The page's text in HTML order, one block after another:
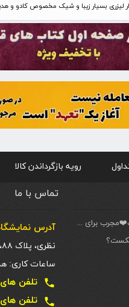
لیزری بسیار زیبا و شیک مخصوص کادو و
رویه بازگرداندن کالا
ختم بسم الله الرحمن الرحیم برای ثروت❤️مجرب برای حاجات مهم و فوری
تماس با ما
آدرس
نظری، پلاک ۸۸، ط. اول
ساعات کاری: همه روزه
local_phone تلفن های تماس دفتر
local_phone تلفن های تماس دفتر